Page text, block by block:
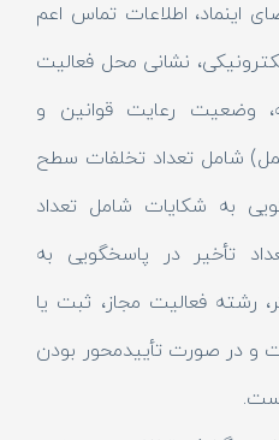
اینماد، اطلاعات تماس اعم
نشانی محل فعالیت
وضعیت رعایت قوانین و
شامل تعداد تخلفات سطح
به شکایات شامل تعداد
تأخیر در پاسخگویی به
رشته فعالیت مجاز، ثبت یا
و در صورت تأییدمحور بودن